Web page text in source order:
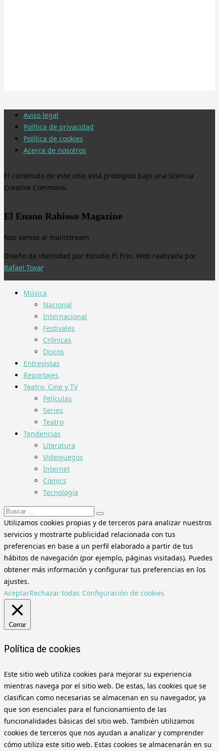
Aviso legal
Política de privacidad
Política de cookies
Acerca de nosotros
El contenido de este sitio está protegido bajo una licencia
Creative Commons.
El Enano Rabioso Magazine
Nos vamos al mainstream
Diseño de identidad por Estudio El Frío. Web realizada por
Rafael Tovar.
Música
Nacional
Internacional
Festivales
Crónicas
Discos
Entrevistas
Reportajes
Teatro, Cine y TV
Películas
Series
Teatro
Tendencias
Literatura
Videojuegos
Internet
Cómics
Tecnología
Buscar:
Utilizamos cookies propias y de terceros para analizar nuestros
servicios y mostrarte publicidad relacionada con tus
preferencias en base a un perfil elaborado a partir de tus
hábitos de navegación (por ejemplo, páginas visitadas). Puedes
obtener más información y configurar tus preferencias en los
ajustes.
AceptarRechazar todas Configuración de cookies
Cerrar
Política de cookies
Este sitio web utiliza cookies para mejorar su experiencia
mientras navega por el sitio web. De estas, las cookies que se
clasifican como necesarias se almacenan en su navegador, ya
que son esenciales para el funcionamiento de las
funcionalidades básicas del sitio web. También utilizamos
cookies de terceros que nos ayudan a analizar y comprender
cómo utiliza este sitio web. Estas cookies se almacenarán en su